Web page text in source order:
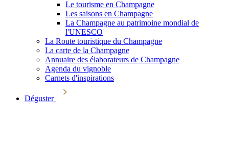
Le tourisme en Champagne
Les saisons en Champagne
La Champagne au patrimoine mondial de
l'UNESCO
La Route touristique du Champagne
La carte de la Champagne
Annuaire des élaborateurs de Champagne
Agenda du vignoble
Carnets d'inspirations
Déguster